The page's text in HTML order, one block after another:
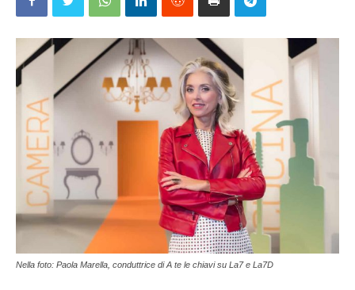
Nella foto: Paola Marella, conduttrice di A te le chiavi su La7 e La7D